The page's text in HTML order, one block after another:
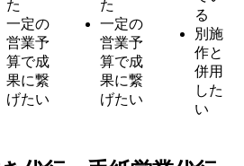
た
一定の
営業予
算で成
果に繋
げたい
た
一定の
営業予
算で成
果に繋
げたい
る
別施
作と
併用
した
い